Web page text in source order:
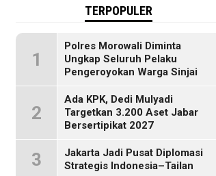
TERPOPULER
1
Polres Morowali Diminta
Ungkap Seluruh Pelaku
Pengeroyokan Warga Sinjai
2
Ada KPK, Dedi Mulyadi
Targetkan 3.200 Aset Jabar
Bersertipikat 2027
3
Jakarta Jadi Pusat Diplomasi
Strategis Indonesia–Tailan